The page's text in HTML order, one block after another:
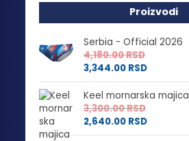
Proizvodi
Serbia - Official 2026
4,180.00RSD
3,344.00 RSD
Keel mornarska majica
3,300.00RSD
2,640.00 RSD